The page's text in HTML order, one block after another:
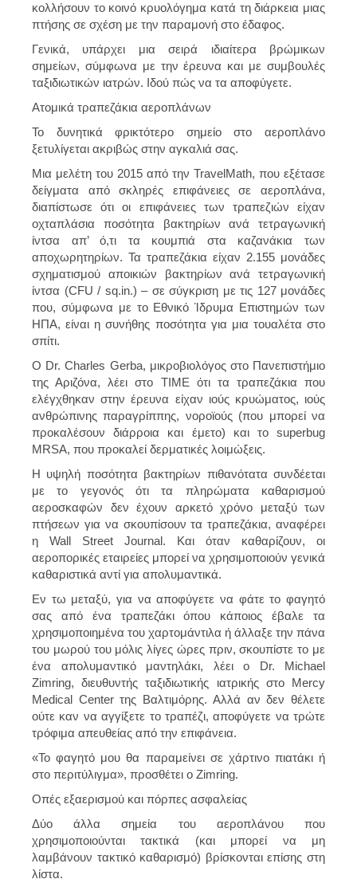
κολλήσουν το κοινό κρυολόγημα κατά τη διάρκεια μιας
πτήσης σε σχέση με την παραμονή στο έδαφος.
Γενικά, υπάρχει μια σειρά ιδιαίτερα βρώμικων
σημείων, σύμφωνα με την έρευνα και με συμβουλές
ταξιδιωτικών ιατρών. Ιδού πώς να τα αποφύγετε.
Ατομικά τραπεζάκια αεροπλάνων
Το δυνητικά φρικτότερο σημείο στο αεροπλάνο
ξετυλίγεται ακριβώς στην αγκαλιά σας.
Μια μελέτη του 2015 από την TravelMath, που εξέτασε
δείγματα από σκληρές επιφάνειες σε αεροπλάνα,
διαπίστωσε ότι οι επιφάνειες των τραπεζιών είχαν
οχταπλάσια ποσότητα βακτηρίων ανά τετραγωνική
ίντσα απ’ ό,τι τα κουμπιά στα καζανάκια των
αποχωρητηρίων. Τα τραπεζάκια είχαν 2.155 μονάδες
σχηματισμού αποικιών βακτηρίων ανά τετραγωνική
ίντσα (CFU / sq.in.) – σε σύγκριση με τις 127 μονάδες
που, σύμφωνα με το Εθνικό Ίδρυμα Επιστημών των
ΗΠΑ, είναι η συνήθης ποσότητα για μια τουαλέτα στο
σπίτι.
Ο Dr. Charles Gerba, μικροβιολόγος στο Πανεπιστήμιο
της Αριζόνα, λέει στο TIME ότι τα τραπεζάκια που
ελέγχθηκαν στην έρευνα είχαν ιούς κρυώματος, ιούς
ανθρώπινης παραγρίππης, νοροϊούς (που μπορεί να
προκαλέσουν διάρροια και έμετο) και το superbug
MRSA, που προκαλεί δερματικές λοιμώξεις.
Η υψηλή ποσότητα βακτηρίων πιθανότατα συνδέεται
με το γεγονός ότι τα πληρώματα καθαρισμού
αεροσκαφών δεν έχουν αρκετό χρόνο μεταξύ των
πτήσεων για να σκουπίσουν τα τραπεζάκια, αναφέρει
η Wall Street Journal. Και όταν καθαρίζουν, οι
αεροπορικές εταιρείες μπορεί να χρησιμοποιούν γενικά
καθαριστικά αντί για απολυμαντικά.
Εν τω μεταξύ, για να αποφύγετε να φάτε το φαγητό
σας από ένα τραπεζάκι όπου κάποιος έβαλε τα
χρησιμοποιημένα του χαρτομάντιλα ή άλλαξε την πάνα
του μωρού του μόλις λίγες ώρες πριν, σκουπίστε το με
ένα απολυμαντικό μαντηλάκι, λέει ο Dr. Michael
Zimring, διευθυντής ταξιδιωτικής ιατρικής στο Mercy
Medical Center της Βαλτιμόρης. Αλλά αν δεν θέλετε
ούτε καν να αγγίξετε το τραπέζι, αποφύγετε να τρώτε
τρόφιμα απευθείας από την επιφάνεια.
«Το φαγητό μου θα παραμείνει σε χάρτινο πιατάκι ή
στο περιτύλιγμα», προσθέτει ο Zimring.
Οπές εξαερισμού και πόρπες ασφαλείας
Δύο άλλα σημεία του αεροπλάνου που
χρησιμοποιούνται τακτικά (και μπορεί να μη
λαμβάνουν τακτικό καθαρισμό) βρίσκονται επίσης στη
λίστα.